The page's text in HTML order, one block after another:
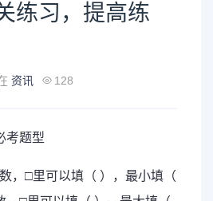
练习，提高练
资讯 128
考题型
，□里可以填（ ），最小填（